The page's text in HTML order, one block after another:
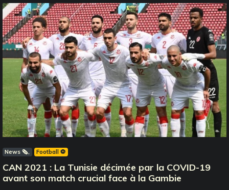
News 🗞️ Football ⚽️
CAN 2021 : La Tunisie décimée par la COVID-19
avant son match crucial face à la Gambie